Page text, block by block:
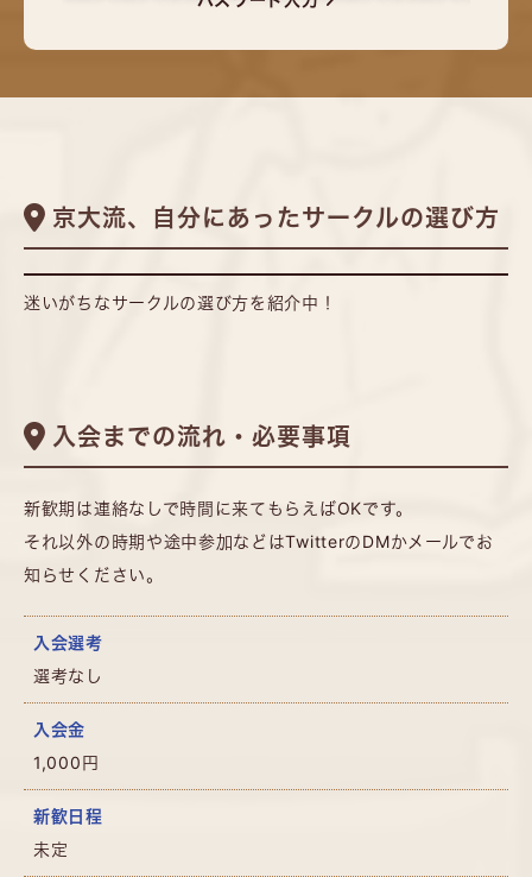
京大流、自分にあったサークルの選び方
迷いがちなサークルの選び方を紹介中！
入会までの流れ・必要事項
新歓期は連絡なしで時間に来てもらえばOKです。
それ以外の時期や途中参加などはTwitterのDMかメールでお
知らせください。
入会選考
選考なし
入会金
1,000円
新歓日程
未定